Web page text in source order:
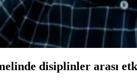
disiplinler arası